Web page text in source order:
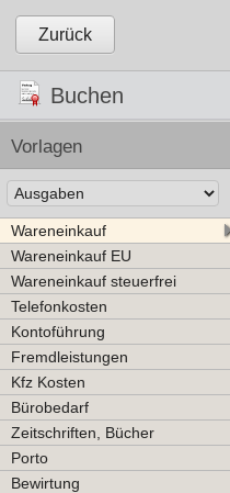
Zurück
Buchen
Vorlagen
Wareneinkauf
Wareneinkauf EU
Wareneinkauf steuerfrei
Telefonkosten
Kontoführung
Fremdleistungen
Kfz Kosten
Bürobedarf
Zeitschriften, Bücher
Porto
Bewirtung